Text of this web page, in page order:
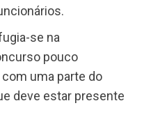
se na
pouco
uma parte do
deve estar presente